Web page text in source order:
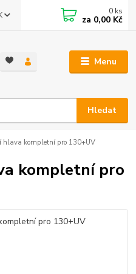
Menu
Hledat
0 ks
za 0,00 Kč
hlava kompletní pro 130+UV
kompletní pro